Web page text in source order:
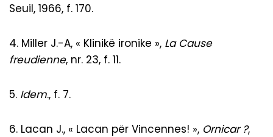
Seuil, 1966, f. 170.
4. Miller J.-A, « Klinikë ironike », La Cause
freudienne, nr. 23, f. 11.
5. Idem., f. 7.
6. Lacan J., « Lacan për Vincennes! », Ornicar ?,